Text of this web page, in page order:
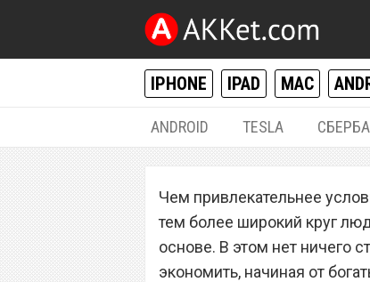
IPHONE IPAD MAC
ANDROID TESLA
Сотовый
тарифный
Чем привлекательнее
тем более широкий круг
основе. В этом нет ничего
экономить, начиная от